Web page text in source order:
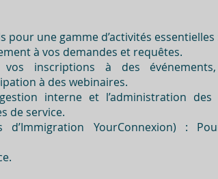
une gamme d’activités essentielles
à vos demandes et requêtes.
inscriptions à des
à des webinaires.
interne et l’administration des
de service.
d’Immigration YourConnexion) :